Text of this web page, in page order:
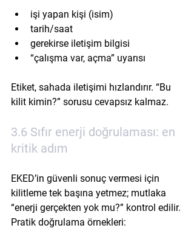
işi yapan kişi (isim)
tarih/saat
gerekirse iletişim bilgisi
“çalışma var, açma” uyarısı
Etiket, sahada iletişimi hızlandırır. “Bu
kilit kimin?” sorusu cevapsız kalmaz.
3.6 Sıfır enerji doğrulaması: en
kritik adım
EKED’in güvenli sonuç vermesi için
kilitleme tek başına yetmez; mutlaka
“enerji gerçekten yok mu?” kontrol edilir.
Pratik doğrulama örnekleri: